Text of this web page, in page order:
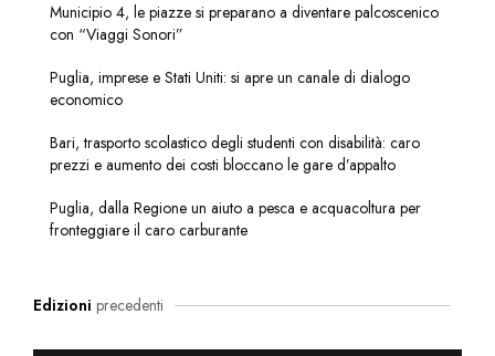
Municipio 4, le piazze si preparano a diventare palcoscenico
con “Viaggi Sonori”
Puglia, imprese e Stati Uniti: si apre un canale di dialogo
economico
Bari, trasporto scolastico degli studenti con disabilità: caro
prezzi e aumento dei costi bloccano le gare d’appalto
Puglia, dalla Regione un aiuto a pesca e acquacoltura per
fronteggiare il caro carburante
Edizioni precedenti